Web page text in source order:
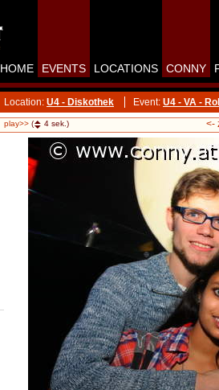
HOME EVENTS LOCATIONS CONNY
Location: U4 - Diskothek Event: U4 - VA -
play>> ( 4 sek.) <-